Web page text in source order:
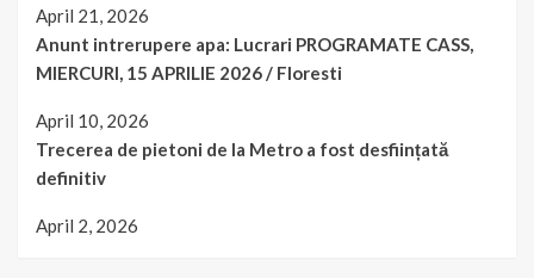
April 21, 2026
Anunt intrerupere apa: Lucrari PROGRAMATE CASS,
MIERCURI, 15 APRILIE 2026 / Floresti
April 10, 2026
Trecerea de pietoni de la Metro a fost desființată
definitiv
April 2, 2026